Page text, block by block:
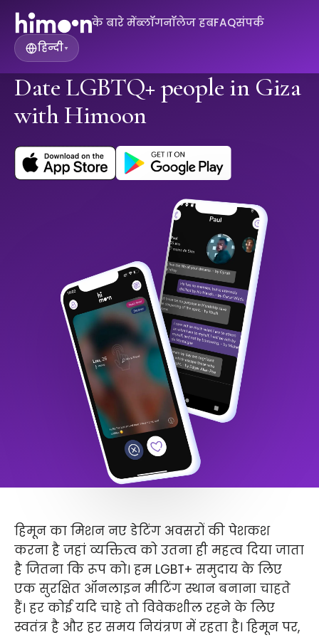
के बारे मेंब्लॉगनॉलेज हबFAQसंपर्क
हिन्दी▾
Date LGBTQ+ people in Giza
with Himoon
हिमून का मिशन नए डेटिंग अवसरों की पेशकश
करना है जहां व्यक्तित्व को उतना ही महत्व दिया जाता
है जितना कि रूप को। हम LGBT+ समुदाय के लिए
एक सुरक्षित ऑनलाइन मीटिंग स्थान बनाना चाहते
हैं। हर कोई यदि चाहे तो विवेकशील रहने के लिए
स्वतंत्र है और हर समय नियंत्रण में रहता है। हिमून पर,